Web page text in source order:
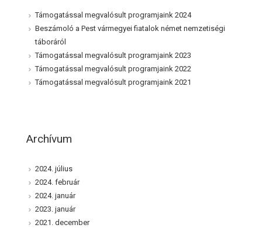
Támogatással megvalósult programjaink 2024
Beszámoló a Pest vármegyei fiatalok német nemzetiségi
táboráról
Támogatással megvalósult programjaink 2023
Támogatással megvalósult programjaink 2022
Támogatással megvalósult programjaink 2021
Archívum
2024. július
2024. február
2024. január
2023. január
2021. december